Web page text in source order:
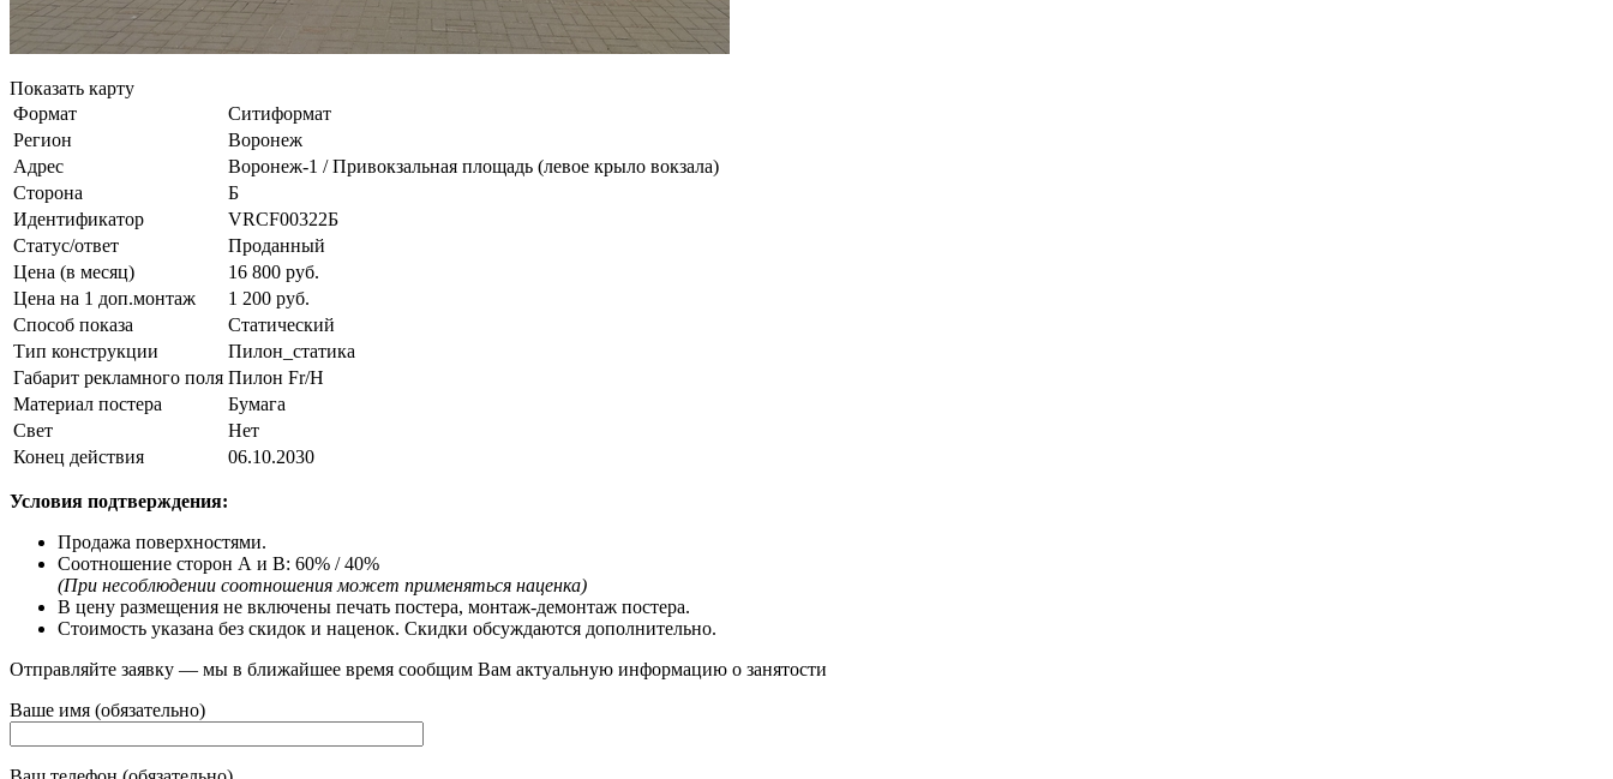
Показать карту
Формат
Ситиформат
Регион
Воронеж
Адрес
Воронеж-1 / Привокзальная площадь (левое крыло вокзала)
Сторона
Б
Идентификатор
VRCF00322Б
Статус/ответ
Проданный
Цена (в месяц)
16 800 руб.
Цена на 1 доп.монтаж
1 200 руб.
Способ показа
Статический
Тип конструкции
Пилон_статика
Габарит рекламного поля Пилон Fr/Н
Материал постера
Бумага
Свет
Нeт
Конец действия
06.10.2030
Условия подтверждения:
Продажа поверхностями.
Соотношение сторон А и В: 60% / 40%
(При несоблюдении соотношения может применяться наценка)
В цену размещения не включены печать постера, монтаж-демонтаж постера.
Стоимость указана без скидок и наценок. Скидки обсуждаются дополнительно.
Отправляйте заявку — мы в ближайшее время сообщим Вам актуальную информацию о занятости
Ваше имя (обязательно)